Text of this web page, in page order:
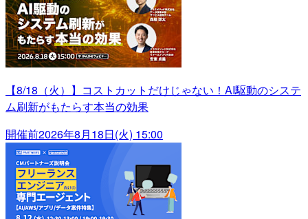
【8/18（火）】コストカットだけじゃない！AI駆動のシステ
ム刷新がもたらす本当の効果
開催前2026年8月18日(火) 15:00